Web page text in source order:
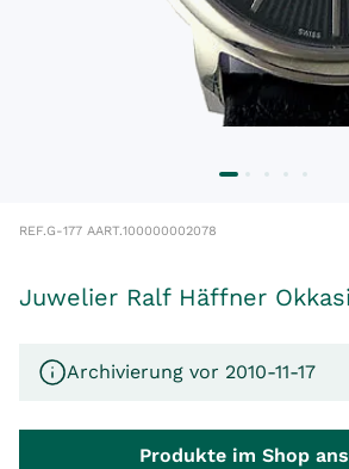
REF.G-177 AART.100000002078
Juwelier Ralf Häffner
Archivierung vor 2010-11-17
Produkte im Shop